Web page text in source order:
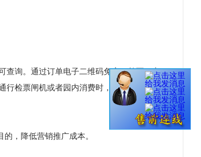
查询。通过订单电子二维码免窗口兑票，实
行检票闸机或者园内消费时，打开电子会员
，降低营销推广成本。